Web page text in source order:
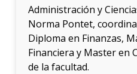
Administración y
Norma Pontet,
Diploma en Finanzas,
Financiera y Master en
de la facultad.